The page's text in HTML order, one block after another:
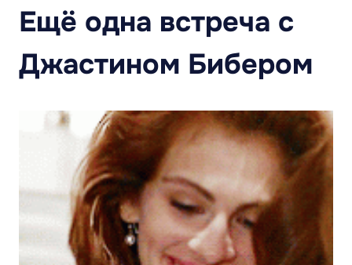
Ещё одна встреча с
Джастином Бибером